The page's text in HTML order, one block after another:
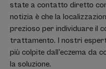
state a contatto diretto
notizia è che la
prezioso per individuare il
trattamento. I nostri
più colpite dall'eczema da
la soluzione.